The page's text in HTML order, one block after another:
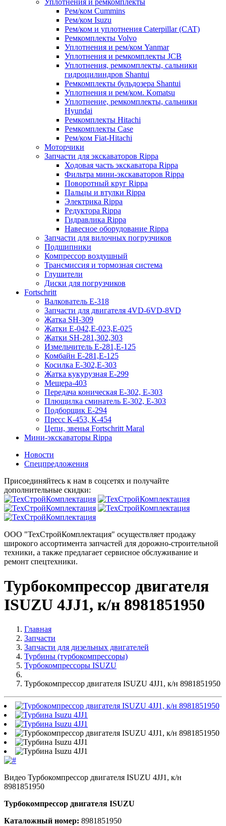
Рем/ком Cummins
Рем/ком Isuzu
Рем/ком и уплотнения Caterpillar (CAT)
Ремкомплекты Volvo
Уплотнения и рем/ком Yanmar
Уплотнения и ремкомплекты JCB
Уплотнения, ремкомплекты, сальники
гидроцилиндров Shantui
Ремкомплекты бульдозера Shantui
Уплотнения и рем/ком. Komatsu
Уплотнение, ремкомплекты, сальники
Hyundai
Ремкомплекты Hitachi
Ремкомплекты Case
Рем/ком Fiat-Hitachi
Моторчики
Запчасти для экскаваторов Rippa
Ходовая часть экскаватора Rippa
Фильтра мини-экскаваторов Rippa
Поворотный круг Rippa
Пальцы и втулки Rippa
Электрика Rippa
Редуктора Rippa
Гидравлика Rippa
Навесное оборудование Rippa
Запчасти для вилочных погрузчиков
Подшипники
Компрессор воздушный
Трансмиссия и тормозная система
Глушители
Диски для погрузчиков
Fortschritt
Валкователь Е-318
Запчасти для двигателя 4VD-6VD-8VD
Жатка SH-309
Жатки Е-042,Е-023,Е-025
Жатки SH-281,302,303
Измельчитель Е-281,Е-125
Комбайн Е-281,Е-125
Косилка Е-302,Е-303
Жатка кукурузная Е-299
Мещера-403
Передача коническая Е-302, Е-303
Плющилка сминатель Е-302, Е-303
Подборщик Е-294
Пресс К-453, К-454
Цепи, звенья Fortschritt Maral
Мини-экскаваторы Rippa
Новости
Спецпредложения
Присоединяйтесь к нам в соцсетях и получайте
дополнительные скидки:
ООО "ТехСтройКомплектация" осуществляет продажу
широкого ассортимента запчастей для дорожно-строительной
техники, а также предлагает сервисное обслуживание и
ремонт спецтехники.
Турбокомпрессор двигателя
ISUZU 4JJ1, к/н 8981851950
Главная
Запчасти
Запчасти для дизельных двигателей
Турбины (турбокомпрессоры)
Турбокомпрессоры ISUZU
Турбокомпрессор двигателя ISUZU 4JJ1, к/н 8981851950
Видео Турбокомпрессор двигателя ISUZU 4JJ1, к/н
8981851950
Турбокомпрессор двигателя ISUZU
Каталожный номер: 8981851950